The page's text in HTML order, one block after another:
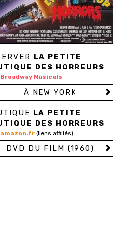
LA PETITE
DES HORREURS
Broadway Musicals
À NEW YORK
LA PETITE
DES HORREURS
amazon.fr (liens affiliés)
DVD DU FILM (1960)